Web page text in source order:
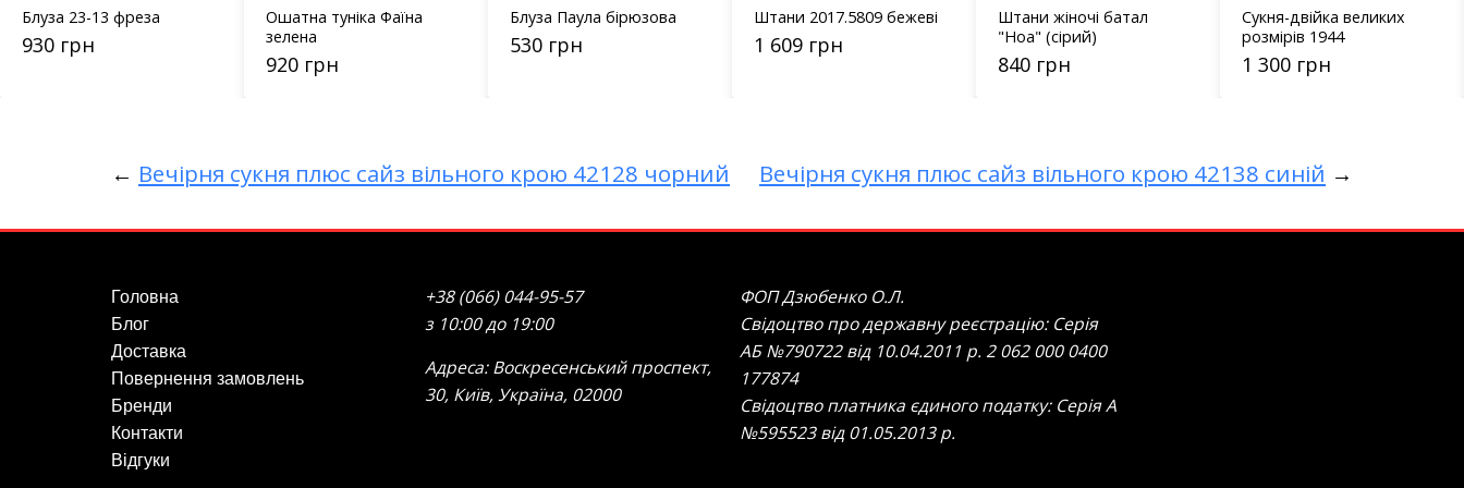
Блуза 23-13 фреза
930 грн
Ошатна туніка Фаїна
зелена
920 грн
Блуза Паула бірюзова
530 грн
Штани 2017.5809 бежеві
1 609 грн
Штани жіночі батал
"Ноа" (сірий)
840 грн
Сукня-двійка великих
розмірів 1944
1 300 грн
← Вечірня сукня плюс сайз вільного крою 42128 чорний Вечірня сукня плюс сайз вільного крою 42138 синій →
Головна
Блог
Доставка
Повернення замовлень
Бренди
Контакти
Відгуки
+38 (066) 044-95-57
з 10:00 до 19:00
Адреса: Воскресенський проспект,
30, Київ, Україна, 02000
ФОП Дзюбенко О.Л.
Свідоцтво про державну реєстрацію: Серія
АБ №790722 від 10.04.2011 р. 2 062 000 0400
177874
Свідоцтво платника єдиного податку: Серія А
№595523 від 01.05.2013 р.